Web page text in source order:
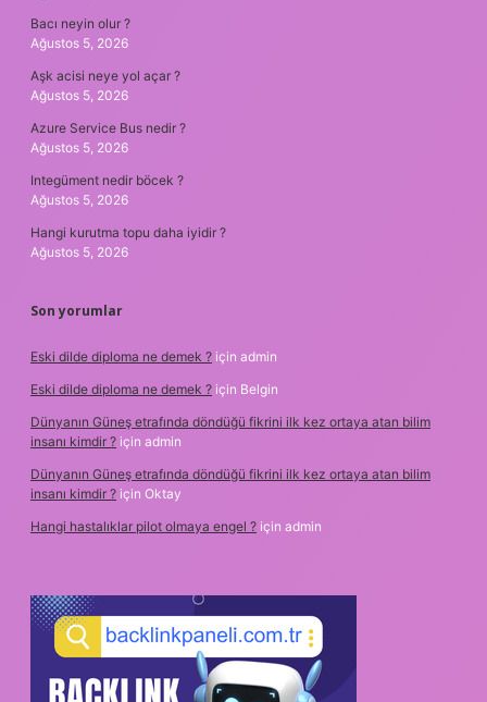
Bacı neyin olur ?
Ağustos 5, 2026
Aşk acisi neye yol açar ?
Ağustos 5, 2026
Azure Service Bus nedir ?
Ağustos 5, 2026
Integüment nedir böcek ?
Ağustos 5, 2026
Hangi kurutma topu daha iyidir ?
Ağustos 5, 2026
Son yorumlar
Eski dilde diploma ne demek ? için admin
Eski dilde diploma ne demek ? için Belgin
Dünyanın Güneş etrafında döndüğü fikrini ilk kez ortaya atan bilim
insanı kimdir ? için admin
Dünyanın Güneş etrafında döndüğü fikrini ilk kez ortaya atan bilim
insanı kimdir ? için Oktay
Hangi hastalıklar pilot olmaya engel ? için admin